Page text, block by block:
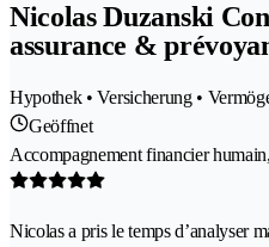
Nicolas Duzanski
assurance &
Hypothek • Versicherung •
Geöffnet
Accompagnement financier
Nicolas a pris le temps d’analyser